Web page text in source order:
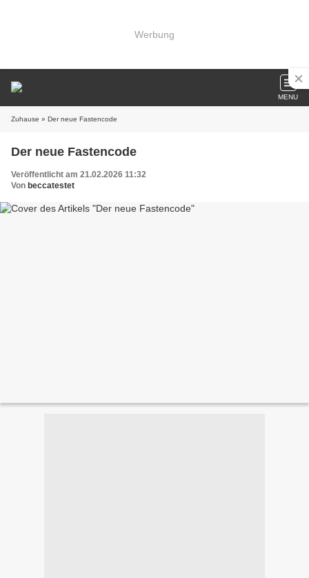
Werbung
MENU
Zuhause » Der neue Fastencode
Der neue Fastencode
Veröffentlicht am 21.02.2026 11:32
Von beccatestet